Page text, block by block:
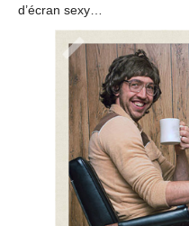
d’écran sexy…